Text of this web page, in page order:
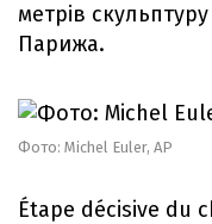
метрів
Парижа.
Фото: Michel Euler, AP
Étape décisive du